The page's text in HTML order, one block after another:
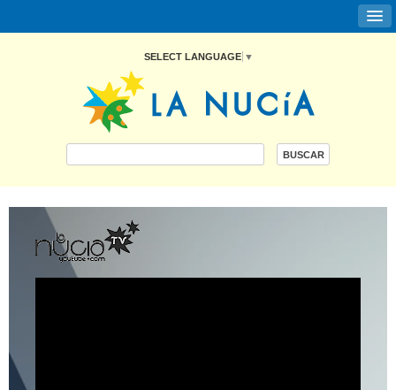
SELECT LANGUAGE ▼